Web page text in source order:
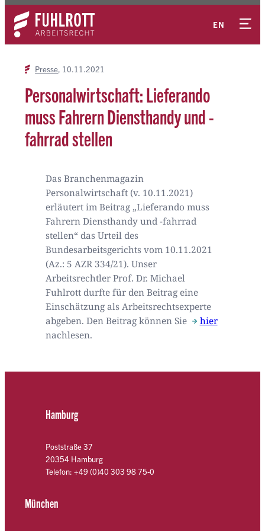
Zum
Inhalt
springen
EN
Kontakt
Presse 10.11.2021
Personalwirtschaft: Lieferando
muss Fahrern Diensthandy und -
fahrrad stellen
Das Branchenmagazin
Personalwirtschaft (v. 10.11.2021)
erläutert im Beitrag „Lieferando muss
Fahrern Diensthandy und -fahrrad
stellen“ das Urteil des
Bundesarbeitsgerichts vom 10.11.2021
(Az.: 5 AZR 334/21). Unser
Arbeitsrechtler Prof. Dr. Michael
Fuhlrott durfte für den Beitrag eine
Einschätzung als Arbeitsrechtsexperte
abgeben. Den Beitrag können Sie
hier
nachlesen.
Hamburg
Poststraße 37
20354 Hamburg
Telefon: +49 (0)40 303 98 75-0
München